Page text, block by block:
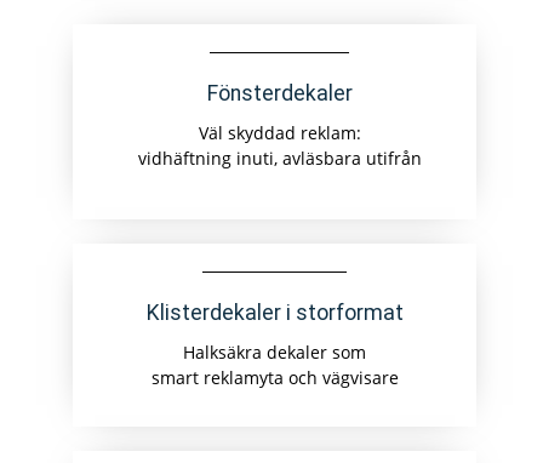
Fönsterdekaler
Väl skyddad reklam:
vidhäftning inuti, avläsbara utifrån
Klisterdekaler i storformat
Halksäkra dekaler som
smart reklamyta och vägvisare